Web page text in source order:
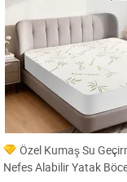
Özel Kumaş Su
Nefes Alabilir Yatak